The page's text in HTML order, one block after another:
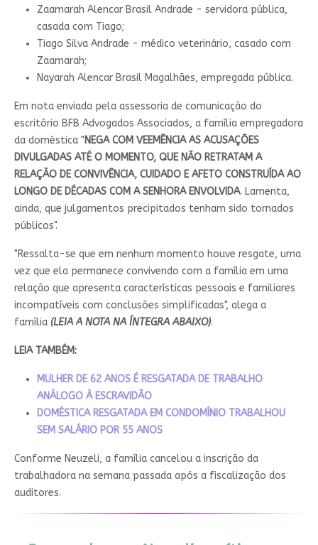
Zaamarah Alencar Brasil Andrade - servidora pública,
casada com Tiago;
Tiago Silva Andrade - médico veterinário, casado com
Zaamarah;
Nayarah Alencar Brasil Magalhães, empregada pública.
Em nota enviada pela assessoria de comunicação do
escritório BFB Advogados Associados, a família empregadora
da doméstica "NEGA COM VEEMÊNCIA AS ACUSAÇÕES
DIVULGADAS ATÉ O MOMENTO, QUE NÃO RETRATAM A
RELAÇÃO DE CONVIVÊNCIA, CUIDADO E AFETO CONSTRUÍDA AO
LONGO DE DÉCADAS COM A SENHORA ENVOLVIDA. Lamenta,
ainda, que julgamentos precipitados tenham sido tornados
públicos".
"Ressalta-se que em nenhum momento houve resgate, uma
vez que ela permanece convivendo com a família em uma
relação que apresenta características pessoais e familiares
incompatíveis com conclusões simplificadas", alega a
família (LEIA A NOTA NA ÍNTEGRA ABAIXO).
LEIA TAMBÉM:
MULHER DE 62 ANOS É RESGATADA DE TRABALHO
ANÁLOGO À ESCRAVIDÃO
DOMÉSTICA RESGATADA EM CONDOMÍNIO TRABALHOU
SEM SALÁRIO POR 55 ANOS
Conforme Neuzeli, a família cancelou a inscrição da
trabalhadora na semana passada após a fiscalização dos
auditores.